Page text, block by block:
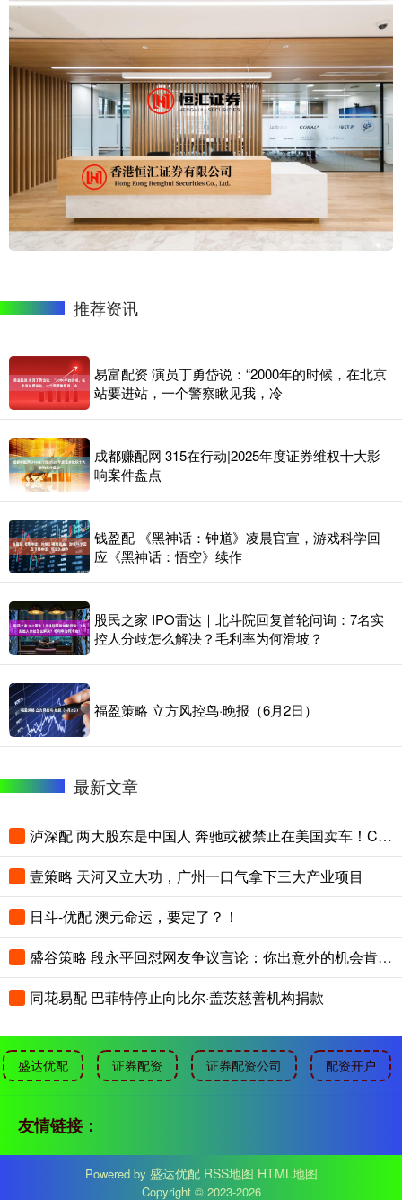
推荐资讯
易富配资 演员丁勇岱说：“2000年的时候，在北京
站要进站，一个警察瞅见我，冷
成都赚配网 315在行动|2025年度证券维权十大影
响案件盘点
钱盈配 《黑神话：钟馗》凌晨官宣，游戏科学回
应《黑神话：悟空》续作
股民之家 IPO雷达｜北斗院回复首轮问询：7名实
控人分歧怎么解决？毛利率为何滑坡？
福盈策略 立方风控鸟·晚报（6月2日）
最新文章
泸深配 两大股东是中国人 奔驰或被禁止在美国卖车！CEO急表态：不惜调整也要保住美国
壹策略 天河又立大功，广州一口气拿下三大产业项目
日斗-优配 澳元命运，要定了？！
盛谷策略 段永平回怼网友争议言论：你出意外的机会肯定更大
同花易配 巴菲特停止向比尔·盖茨慈善机构捐款
盛达优配 证券配资 证券配资公司 配资开户
友情链接：
Powered by 盛达优配 RSS地图 HTML地图
Copyright © 2023-2026